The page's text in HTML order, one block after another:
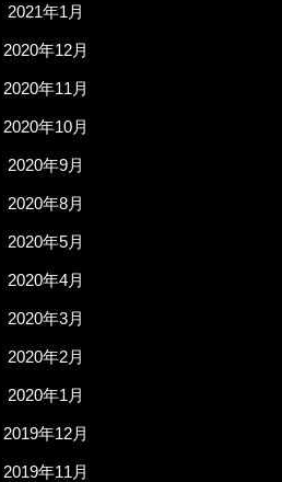
2021年1月
2020年12月
2020年11月
2020年10月
2020年9月
2020年8月
2020年5月
2020年4月
2020年3月
2020年2月
2020年1月
2019年12月
2019年11月